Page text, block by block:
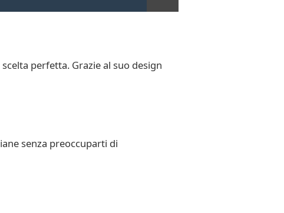
perfetta. Grazie al suo design
senza preoccuparti di